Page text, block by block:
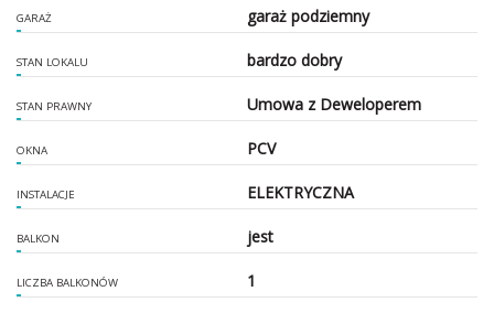
GARAŻ garaż podziemny
STAN LOKALU bardzo dobry
STAN PRAWNY Umowa z Deweloperem
OKNA PCV
INSTALACJE ELEKTRYCZNA
BALKON jest
LICZBA BALKONÓW 1